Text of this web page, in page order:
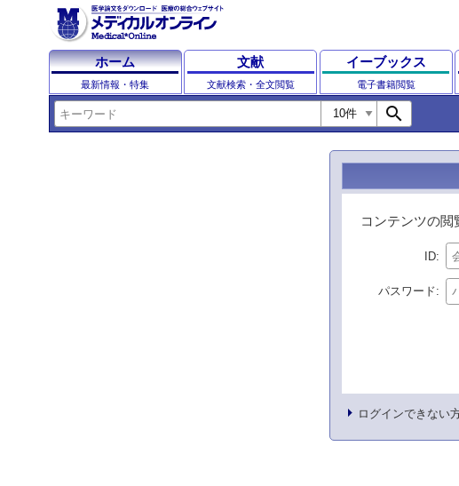
ホーム
最新情報・特集
文献
文献検索・全文閲覧
イーブックス
電子書籍閲覧
search
コンテンツの閲
ID
パスワード
ログインできない